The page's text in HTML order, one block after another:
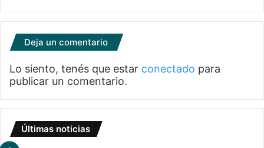
Deja un comentario
Lo siento, tenés que estar conectado para
publicar un comentario.
Últimas noticias